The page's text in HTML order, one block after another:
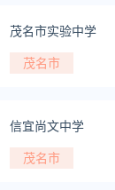
茂名市实验中学
茂名市
信宜尚文中学
茂名市